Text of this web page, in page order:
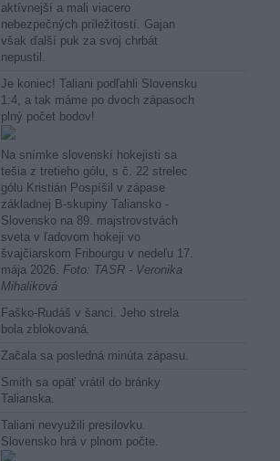
aktívnejší a mali viacero
nebezpečných príležitostí. Gajan
však ďalší puk za svoj chrbát
nepustil.
Je koniec! Taliani podľahli Slovensku
1:4, a tak máme po dvoch zápasoch
plný počet bodov!
Na snímke slovenskí hokejisti sa
tešia z tretieho gólu, s č. 22 strelec
gólu Kristián Pospíšil v zápase
základnej B-skupiny Taliansko -
Slovensko na 89. majstrovstvách
sveta v ľadovom hokeji vo
švajčiarskom Fribourgu v nedeľu 17.
mája 2026. Foto: TASR - Veronika
Mihaliková
Faško-Rudáš v šanci. Jeho strela
bola zblokovaná.
Začala sa posledná minúta zápasu.
Smith sa opäť vrátil do bránky
Talianska.
Taliani nevyužili presilovku.
Slovensko hrá v plnom počte.